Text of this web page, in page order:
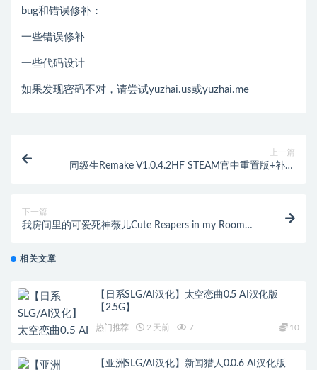
bug和错误修补：
一些错误修补
一些代码设计
如果发现密码不对，请尝试yuzhai.us或yuzhai.me
上一篇
同级生Remake V1.0.4.2HF STEAM官中重置版+补丁
下一篇
我房间里的可爱死神薇儿Cute Reapers in my Room
相关文章
【日系SLG/AI汉化】太空恋曲0.5 AI汉化版
【2.5G】
热门推荐 2 天前 7 10
【亚洲SLG/AI汉化】新闻猎人0.0.6 AI汉化版